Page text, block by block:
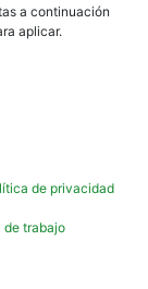
a continuación
aplicar.
de privacidad
de trabajo